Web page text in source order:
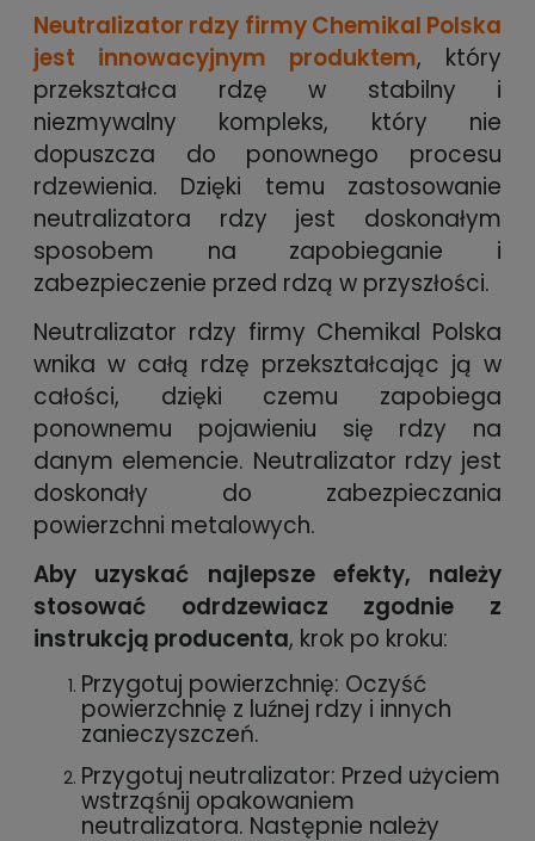
Neutralizator rdzy firmy Chemikal Polska
jest innowacyjnym produktem, który
przekształca rdzę w stabilny i
niezmywalny kompleks, który nie
dopuszcza do ponownego procesu
rdzewienia. Dzięki temu zastosowanie
neutralizatora rdzy jest doskonałym
sposobem na zapobieganie i
zabezpieczenie przed rdzą w przyszłości.
Neutralizator rdzy firmy Chemikal Polska
wnika w całą rdzę przekształcając ją w
całości, dzięki czemu zapobiega
ponownemu pojawieniu się rdzy na
danym elemencie. Neutralizator rdzy jest
doskonały do zabezpieczania
powierzchni metalowych.
Aby uzyskać najlepsze efekty, należy
stosować odrdzewiacz zgodnie z
instrukcją producenta, krok po kroku:
Przygotuj powierzchnię: Oczyść
powierzchnię z luźnej rdzy i innych
zanieczyszczeń.
Przygotuj neutralizator: Przed użyciem
wstrząśnij opakowaniem
neutralizatora. Następnie należy